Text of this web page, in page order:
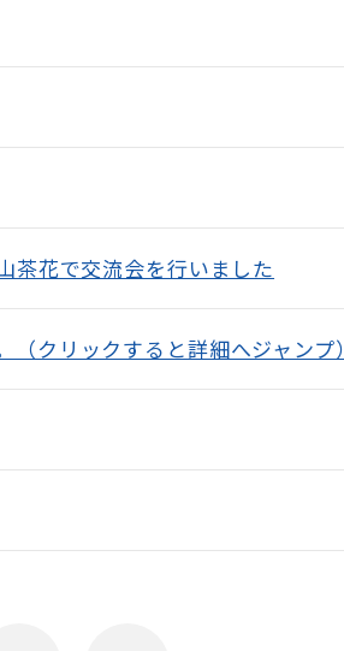
茶花で交流会を行いました
クリックすると詳細へジャンプ）